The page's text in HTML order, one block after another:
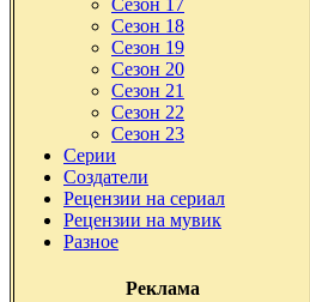
Сезон 17
Сезон 18
Сезон 19
Сезон 20
Сезон 21
Сезон 22
Сезон 23
Серии
Создатели
Рецензии на сериал
Рецензии на мувик
Разное
Реклама